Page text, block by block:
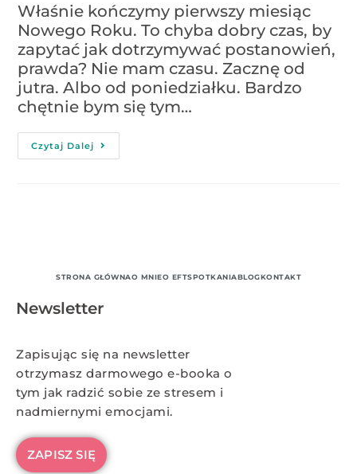
Właśnie kończymy pierwszy miesiąc
Nowego Roku. To chyba dobry czas, by
zapytać jak dotrzymywać postanowień,
prawda? Nie mam czasu. Zacznę od
jutra. Albo od poniedziałku. Bardzo
chętnie bym się tym…
Czytaj Dalej
STRONA GŁÓWNAO MNIEO EFTSPOTKANIABLOGKONTAKT
Newsletter
Zapisując się na newsletter
otrzymasz darmowego e-booka o
tym jak radzić sobie ze stresem i
nadmiernymi emocjami.
ZAPISZ SIĘ